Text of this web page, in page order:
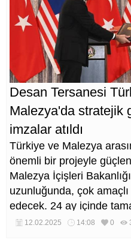
Desan Tersanesi
Malezya'da stratejik
imzalar atıldı
Türkiye ve Malezya
önemli bir projeyle
Malezya İçişleri
uzunluğunda, çok
edecek. 24 ay içinde
Malezya Sahil Güvenlik
12.02.2025 14:08 0